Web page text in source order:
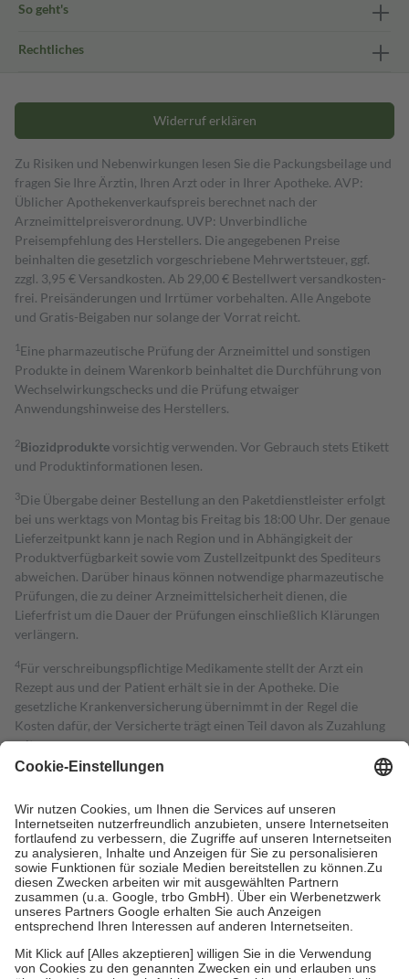
So geht's
Rechtliches
Widerruf erklären
Zu Risiken und Nebenwirkungen lesen Sie die Packungsbeilage und
fragen Sie Ihre Ärztin, Ihren Arzt oder in Ihrer Apotheke. AVP:
Üblicher Apothekenverkaufspreis berechnet nach der
Arzneimittelpreisverordnung. UVP: Unverbindliche
Preisempfehlung des Herstellers. Die angegebenen Preise
beinhalten die gesetzlich vorgeschriebene Mehrwertsteuer, ggf.
zzgl. 3,95 € Versandkosten. Ab 29,00 € Bestell­wert versand­kosten­
frei. Preisänderungen und Irrtümer vorbehalten. Alle Angebote
und Gratis-Beigaben nur solange der Vorrat reicht.
1 Eine pharmazeutische Prüfung der Arzneimittel und sonstigen
Produkte in deinem Warenkorb beinhaltet die Durchführung von
Wechselwirkungschecks und die Prüfung etwaiger
Anwendungshinweise des Herstellers.
2Biozidproduktevorsichtig verwenden. Vor Gebrauch stets Etikett
und Produktinformationen lesen.
3Die Übergabe deiner Bestellung an den Paketdienstleister erfolgt
bei uns werktags von Montag bis Freitag bis 18:00 Uhr. Der genaue
Lieferzeitpunkt kann je nach Region und in Abhängigkeit der
Produktverfügbarkeit sowie vom Zustellzeitpunkt des Spediteurs
abweichen. Darüber hinaus können notwendige pharmazeutische
Prüfungen, die zu deiner Arzneimittelsicherheit dienen, die
Lieferfrist um die Dauer der Prüfungen einschließlich Klärungen
verlängern.
4Für verschreibungspflichtige Medikamente stellt der Arzt ein
Rezept aus und der Patient erhält sie in der Apotheke. Die
gesetzliche Krankenversicherung übernimmt in der Regel die
Kosten dafür, der Versicherte trägt einen Teil davon als Zuzahlung
mit.
Grundsätzlich leisten Mitglieder Zuzahlungen in Höhe von zehn
höchstens zehn Euro.
Es sind jedoch nie mehr als die tatsächlichen
Kosten der Leistung zu entrichten.
Diese Regeln gelten grundsätzlich auch für Online-Apotheken.
Bei Heilmitteln und häuslicher Krankenpflege beträgt die
Zuzahlung zehn Prozent der Kosten sowie zehn Euro je
Verordnung.
Um das Engagement der Versicherten für ihre eigene Gesundheit zu
stärken und die besondere Stellung der Familie zu unterstützen,
fallenkeine Zuzahlungenan bei:
• Kindern und Jugendlichen bis zum vollendeten 18. Lebensjahr